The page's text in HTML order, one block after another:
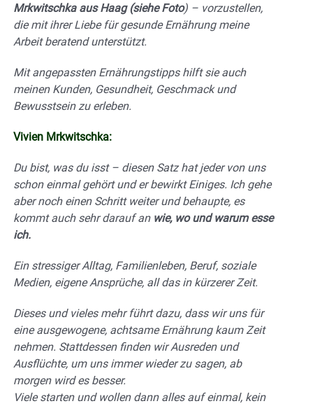
Mrkwitschka aus Haag (siehe Foto) – vorzustellen,
die mit ihrer Liebe für gesunde Ernährung meine
Arbeit beratend unterstützt.
Mit angepassten Ernährungstipps hilft sie auch
meinen Kunden, Gesundheit, Geschmack und
Bewusstsein zu erleben.
Vivien Mrkwitschka:
Du bist, was du isst – diesen Satz hat jeder von uns
schon einmal gehört und er bewirkt Einiges. Ich gehe
aber noch einen Schritt weiter und behaupte, es
kommt auch sehr darauf an wie, wo und warum esse
ich.
Ein stressiger Alltag, Familienleben, Beruf, soziale
Medien, eigene Ansprüche, all das in kürzerer Zeit.
Dieses und vieles mehr führt dazu, dass wir uns für
eine ausgewogene, achtsame Ernährung kaum Zeit
nehmen. Stattdessen finden wir Ausreden und
Ausflüchte, um uns immer wieder zu sagen, ab
morgen wird es besser.
Viele starten und wollen dann alles auf einmal, kein